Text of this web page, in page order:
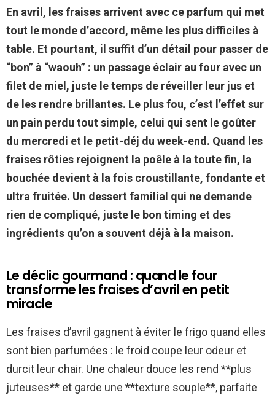
En avril, les fraises arrivent avec ce parfum qui met
tout le monde d’accord, même les plus difficiles à
table. Et pourtant, il suffit d’un détail pour passer de
“bon” à “waouh” : un passage éclair au four avec un
filet de miel, juste le temps de réveiller leur jus et
de les rendre brillantes. Le plus fou, c’est l’effet sur
un pain perdu tout simple, celui qui sent le goûter
du mercredi et le petit-déj du week-end. Quand les
fraises rôties rejoignent la poêle à la toute fin, la
bouchée devient à la fois croustillante, fondante et
ultra fruitée. Un dessert familial qui ne demande
rien de compliqué, juste le bon timing et des
ingrédients qu’on a souvent déjà à la maison.
Le déclic gourmand : quand le four
transforme les fraises d’avril en petit
miracle
Les fraises d’avril gagnent à éviter le frigo quand elles
sont bien parfumées : le froid coupe leur odeur et
durcit leur chair. Une chaleur douce les rend **plus
juteuses** et garde une **texture souple**, parfaite